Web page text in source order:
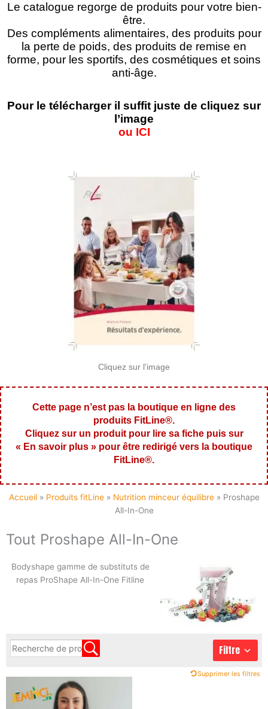
Le catalogue regorge de produits pour votre bien-
être.
Des compléments alimentaires, des produits pour
la perte de poids, des produits de remise en
forme, pour les sportifs, des cosmétiques et soins
anti-âge.
Pour le télécharger il suffit juste de cliquez sur
l’image
ou ICI
Cliquez sur l'image
Cette page n’est pas la boutique en ligne des
produits FitLine®.
Cliquez sur un produit pour lire sa fiche puis sur
« En savoir plus » pour être redirigé vers la boutique
FitLine®.
Accueil» Produits fitLine» Nutrition minceur équilibre» Proshape
All-In-One
Tout Proshape All-In-One
Bodyshape gamme de substituts de
repas ProShape All-In-One Fitline
Filtre
Supprimer les filtres